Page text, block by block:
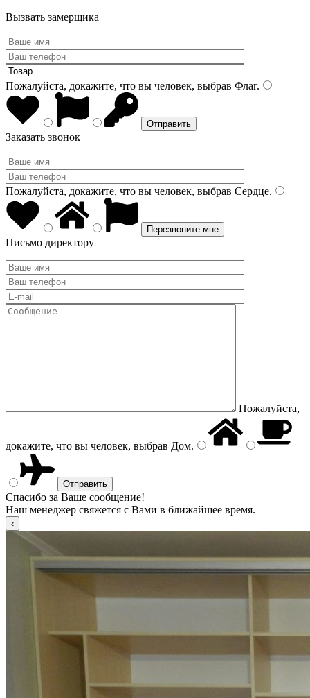
Вызвать замерщика
Пожалуйста, докажите, что вы человек, выбрав Флаг.
Заказать звонок
Пожалуйста, докажите, что вы человек, выбрав Сердце.
Письмо директору
Пожалуйста,
докажите, что вы человек, выбрав Дом.
Спасибо за Ваше сообщение!
Наш менеджер свяжется с Вами в ближайшее время.